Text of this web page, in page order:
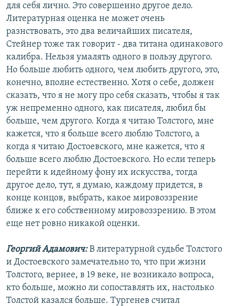
для себя лично. Это совершенно другое дело.
Литературная оценка не может очень
разнствовать, это два величайших писателя,
Стейнер тоже так говорит - два титана одинакового
калибра. Нельзя умалять одного в пользу другого.
Но больше любить одного, чем любить другого, это,
конечно, вполне естественно. Хотя о себе, должен
сказать, что я не могу про себя сказать, чтобы я так
уж непременно одного, как писателя, любил бы
больше, чем другого. Когда я читаю Толстого, мне
кажется, что я больше всего люблю Толстого, а
когда я читаю Достоевского, мне кажется, что я
больше всего люблю Достоевского. Но если теперь
перейти к идейному фону их искусства, тогда
другое дело, тут, я думаю, каждому придется, в
конце концов, выбрать, какое мировоззрение
ближе к его собственному мировоззрению. В этом
еще нет ровно никакой оценки.
Георгий Адамович:В литературной судьбе Толстого
и Достоевского замечательно то, что при жизни
Толстого, вернее, в 19 веке, не возникало вопроса,
кто больше, можно ли сопоставлять их, настолько
Толстой казался больше. Тургенев считал